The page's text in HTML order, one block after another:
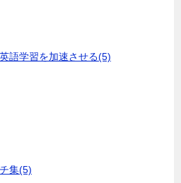
語学習を加速させる(5)
集(5)